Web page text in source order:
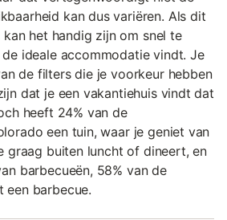
kan dus variëren. Als dit
het handig zijn om snel te
ideale accommodatie vindt. Je
de filters die je voorkeur hebben
dat je een vakantiehuis vindt dat
heeft 24% van de
een tuin, waar je geniet van
graag buiten luncht of dineert, en
barbecueën, 58% van de
een barbecue.